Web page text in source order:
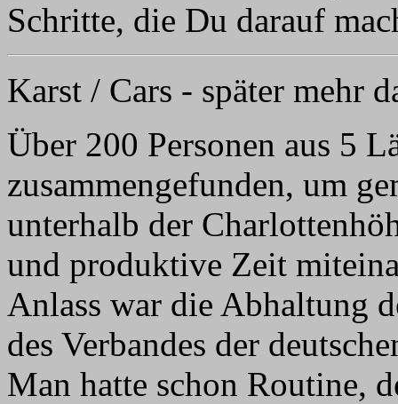
Schritte, die Du darauf
Karst / Cars - später mehr
Über 200 Personen aus 5
zusammengefunden, um
unterhalb der
und produktive Zeit
Anlass war die Abhaltung
des Verbandes der
Man hatte schon Routine,